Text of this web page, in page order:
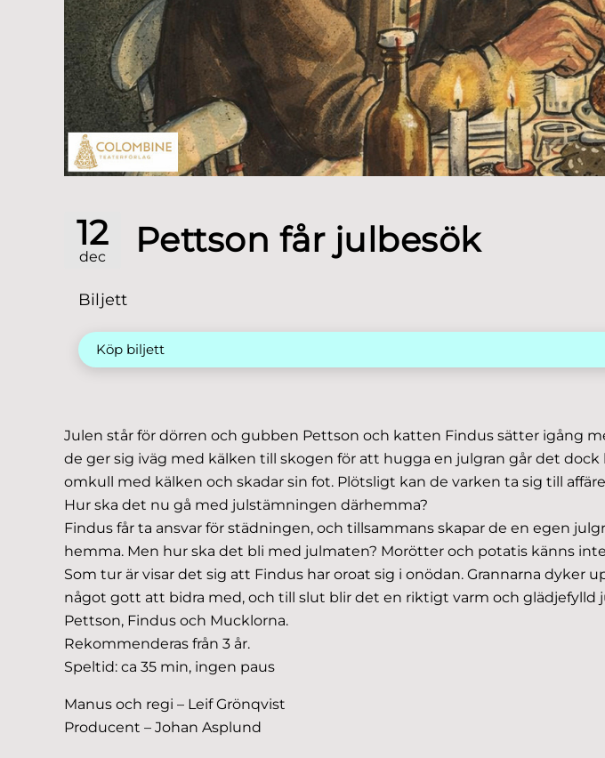
12
dec Pettson får julbesök
Biljett
Köp biljett
Julen står för dörren och gubben Pettson och katten Findus sätter igång
de ger sig iväg med kälken till skogen för att hugga en julgran går det dock
omkull med kälken och skadar sin fot. Plötsligt kan de varken ta sig till
Hur ska det nu gå med julstämningen därhemma?
Findus får ta ansvar för städningen, och tillsammans skapar de en egen
hemma. Men hur ska det bli med julmaten? Morötter och potatis känns
Som tur är visar det sig att Findus har oroat sig i onödan. Grannarna dyker
något gott att bidra med, och till slut blir det en riktigt varm och glädjefylld
Pettson, Findus och Mucklorna.
Rekommenderas från 3 år.
Speltid: ca 35 min, ingen paus
Manus och regi – Leif Grönqvist
Producent – Johan Asplund